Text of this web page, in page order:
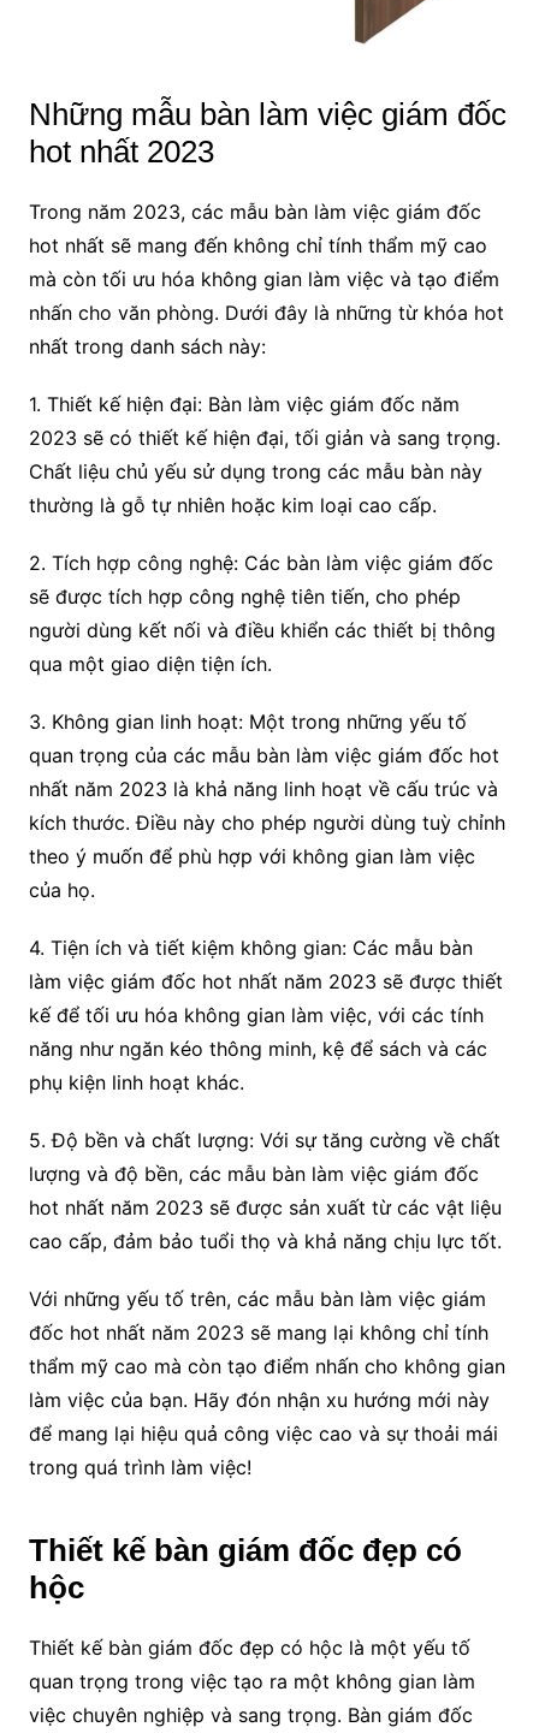
Những mẫu bàn làm việc giám đốc
hot nhất 2023
Trong năm 2023, các mẫu bàn làm việc giám đốc
hot nhất sẽ mang đến không chỉ tính thẩm mỹ cao
mà còn tối ưu hóa không gian làm việc và tạo điểm
nhấn cho văn phòng. Dưới đây là những từ khóa hot
nhất trong danh sách này:
1. Thiết kế hiện đại: Bàn làm việc giám đốc năm
2023 sẽ có thiết kế hiện đại, tối giản và sang trọng.
Chất liệu chủ yếu sử dụng trong các mẫu bàn này
thường là gỗ tự nhiên hoặc kim loại cao cấp.
2. Tích hợp công nghệ: Các bàn làm việc giám đốc
sẽ được tích hợp công nghệ tiên tiến, cho phép
người dùng kết nối và điều khiển các thiết bị thông
qua một giao diện tiện ích.
3. Không gian linh hoạt: Một trong những yếu tố
quan trọng của các mẫu bàn làm việc giám đốc hot
nhất năm 2023 là khả năng linh hoạt về cấu trúc và
kích thước. Điều này cho phép người dùng tuỳ chỉnh
theo ý muốn để phù hợp với không gian làm việc
của họ.
4. Tiện ích và tiết kiệm không gian: Các mẫu bàn
làm việc giám đốc hot nhất năm 2023 sẽ được thiết
kế để tối ưu hóa không gian làm việc, với các tính
năng như ngăn kéo thông minh, kệ để sách và các
phụ kiện linh hoạt khác.
5. Độ bền và chất lượng: Với sự tăng cường về chất
lượng và độ bền, các mẫu bàn làm việc giám đốc
hot nhất năm 2023 sẽ được sản xuất từ các vật liệu
cao cấp, đảm bảo tuổi thọ và khả năng chịu lực tốt.
Với những yếu tố trên, các mẫu bàn làm việc giám
đốc hot nhất năm 2023 sẽ mang lại không chỉ tính
thẩm mỹ cao mà còn tạo điểm nhấn cho không gian
làm việc của bạn. Hãy đón nhận xu hướng mới này
để mang lại hiệu quả công việc cao và sự thoải mái
trong quá trình làm việc!
Thiết kế bàn giám đốc đẹp có
hộc
Thiết kế bàn giám đốc đẹp có hộc là một yếu tố
quan trọng trong việc tạo ra một không gian làm
việc chuyên nghiệp và sang trọng. Bàn giám đốc